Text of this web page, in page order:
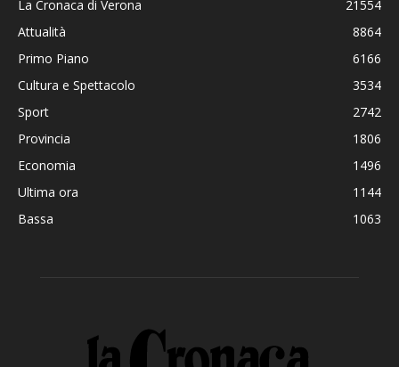
La Cronaca di Verona
21554
Attualità
8864
Primo Piano
6166
Cultura e Spettacolo
3534
Sport
2742
Provincia
1806
Economia
1496
Ultima ora
1144
Bassa
1063